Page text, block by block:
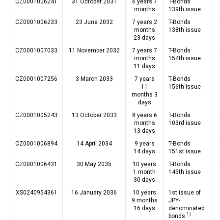
months
139th issue
CZ0001006233 23 June 2032
7 years 2
months
23 days
T-Bonds
138th issue
CZ0001007033 11 November 2032
7 years 7
months
11 days
T-Bonds
154th issue
CZ0001007256 3 March 2033
7 years
11
months 3
days
T-Bonds
156th issue
CZ0001005243 13 October 2033
8 years 6
months
13 days
T-Bonds
103rd issue
CZ0001006894 14 April 2034
9 years
14 days
T-Bonds
151st issue
CZ0001006431 30 May 2035
10 years
1 month
30 days
T-Bonds
145th issue
XS0240954361 16 January 2036
10 years
9 months
16 days
1st issue of
JPY-
denominated
bonds 1)